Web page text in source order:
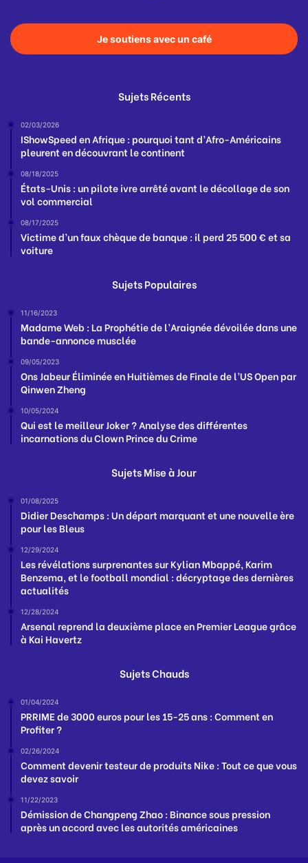
Je soutiens avec un café
Sujets Récents
02/03/2026
IShowSpeed en Afrique : pourquoi tant d’Afro-Américains
pleurent en découvrant le continent
08/18/2025
États-Unis : un pilote ivre arrêté avant le décollage de son
vol commercial
08/17/2025
Victime d’un faux chèque de banque : il perd 25 500 € et sa
voiture
Sujets Populaires
11/16/2023
Madame Web : La Prophétie de l’Araignée dévoilée dans une
bande-annonce musclée
09/05/2023
Ons Jabeur Éliminée en Huitièmes de Finale de l’US Open par
Qinwen Zheng
10/05/2024
Qui est le meilleur Joker ? Analyse des différentes
incarnations du Clown Prince du Crime
Sujets Mise à Jour
01/08/2025
Didier Deschamps : Un départ marquant et une nouvelle ère
pour les Bleus
12/29/2024
Les révélations surprenantes sur Kylian Mbappé, Karim
Benzema, et le football mondial : décryptage des dernières
actualités
12/28/2024
Arsenal reprend la deuxième place en Premier League grâce
à Kai Havertz
Sujets Chauds
01/04/2024
PRRIME de 3000 euros pour les 15-25 ans : Comment en
Profiter ?
02/26/2024
Comment devenir testeur de produits Nike : Tout ce que vous
devez savoir
11/22/2023
Démission de Changpeng Zhao : Binance sous pression
après un accord avec les autorités américaines